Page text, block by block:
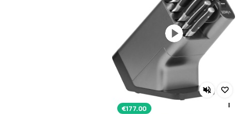
€177.00